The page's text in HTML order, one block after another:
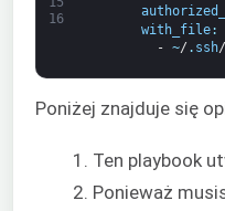
16
with_file:
- ~/ . ssh/
Poniżej znajduje się
Ten playbook
Ponieważ